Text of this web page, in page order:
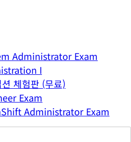
Administrator Exam
I
체험판 (무료)
Exam
Administrator Exam